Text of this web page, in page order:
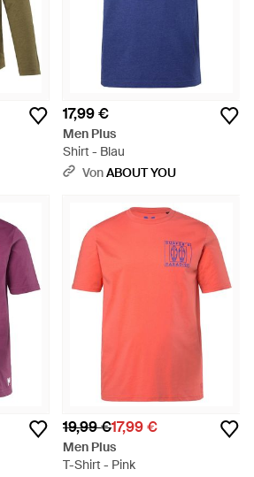
17,99 €
Men Plus
Shirt - Blau
VonABOUT YOU
19,99 €17,99 €
Men Plus
T-Shirt - Pink